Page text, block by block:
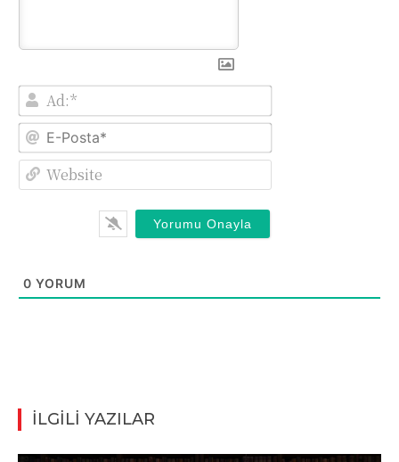
Ad:*
E-
0 YORUM
İLGİLİ YAZILAR